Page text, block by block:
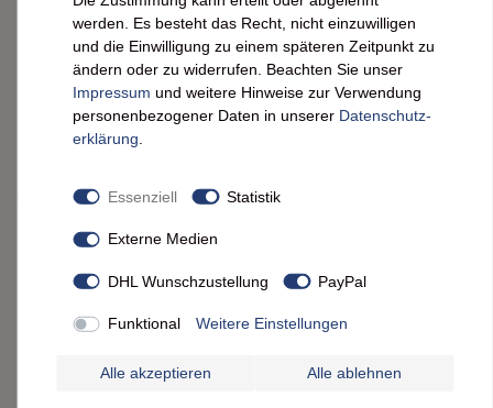
St. Michel Galettes Biscuits: Französische
Butterkekse - Traditionelle Knusprigkeit!
2,99 € *
Nuss-Mix mit Mandeln & Ananas
120 gr. | 24,92 € / kg
werden. Es besteht das Recht, nicht einzuwilligen
und die Einwilligung zu einem späteren Zeitpunkt zu
ändern oder zu widerrufen. Beachten Sie unser
Impressum und weitere Hinweise zur Verwendung
personenbezogener Daten in unserer Daten­schutz­
erklärung
Essenziell Statistik
Externe Medien
DHL Wunschzustellung PayPal
Funktional Weitere Einstellungen
Alle akzeptieren Alle ablehnen